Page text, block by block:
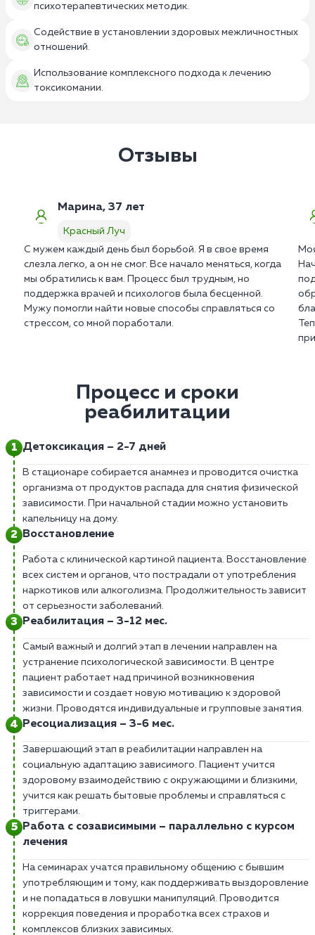
психотерапевтических методик.
Содействие в установлении здоровых межличностных
отношений.
Использование комплексного подхода к лечению
токсикомании.
Отзывы
Марина, 37 лет
Красный Луч
С мужем каждый день был борьбой. Я в свое время
слезла легко, а он не смог. Все начало меняться, когда
мы обратились к вам. Процесс был трудным, но
поддержка врачей и психологов была бесценной.
Мужу помогли найти новые способы справляться со
стрессом, со мной поработали.
Процесс и сроки
реабилитации
Детоксикация – 2-7 дней
В стационаре собирается анамнез и проводится очистка
организма от продуктов распада для снятия физической
зависимости. При начальной стадии можно установить
капельницу на дому.
Восстановление
Работа с клинической картиной пациента. Восстановление
всех систем и органов, что пострадали от употребления
наркотиков или алкоголизма. Продолжительность зависит
от серьезности заболеваний.
Реабилитация – 3-12 мес.
Самый важный и долгий этап в лечении направлен на
устранение психологической зависимости. В центре
пациент работает над причиной возникновения
зависимости и создает новую мотивацию к здоровой
жизни. Проводятся индивидуальные и групповые занятия.
Ресоциализация – 3-6 мес.
Завершающий этап в реабилитации направлен на
социальную адаптацию зависимого. Пациент учится
здоровому взаимодействию с окружающими и близкими,
учится как решать бытовые проблемы и справляться с
триггерами.
Работа с созависимыми – параллельно с курсом
лечения
На семинарах учатся правильному общению с бывшим
употребляющим и тому, как поддерживать выздоровление
и не попадаться в ловушки манипуляций. Проводится
коррекция поведения и проработка всех страхов и
комплексов близких зависимых.